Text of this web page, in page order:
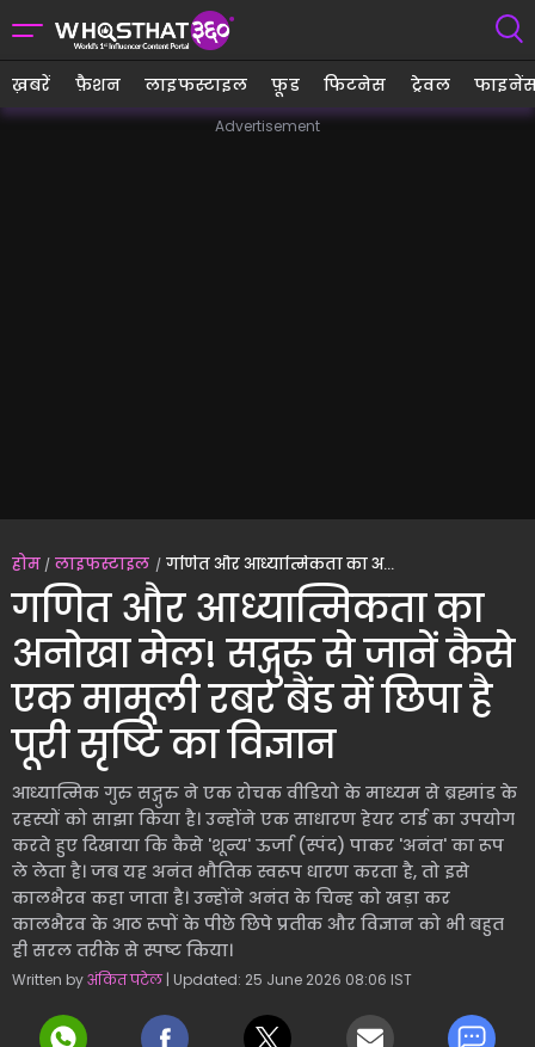
ख़बरें फ़ैशन लाइफस्टाइल फ़ूड फिटनेस ट्रेवल
Advertisement
होम लाइफस्टाइल गणित और आध्यात्मिकता का अनोखा मेल! सद्गुरु से जानें कैसे एक मामूली रबर बैंड में छिपा है पूरी सृष्टि का विज्ञान
गणित और आध्यात्मिकता का
अनोखा मेल! सद्गुरु से जानें कैसे
एक मामूली रबर बैंड में छिपा है
पूरी सृष्टि का विज्ञान
आध्यात्मिक गुरु सद्गुरु ने एक रोचक वीडियो के माध्यम से ब्रह्मांड के
रहस्यों को साझा किया है। उन्होंने एक साधारण हेयर टाई का उपयोग
करते हुए दिखाया कि कैसे 'शून्य' ऊर्जा (स्पंद) पाकर 'अनंत' का रूप
ले लेता है। जब यह अनंत भौतिक स्वरूप धारण करता है, तो इसे
कालभैरव कहा जाता है। उन्होंने अनंत के चिन्ह को खड़ा कर
कालभैरव के आठ रूपों के पीछे छिपे प्रतीक और विज्ञान को भी बहुत
ही सरल तरीके से स्पष्ट किया।
Written byअंकित पटेल | Updated: 25 June 2026 08:06 IST